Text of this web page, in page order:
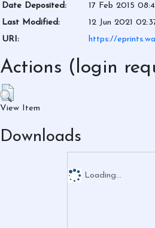
Date Deposited:
17 Feb 2015
Last Modified:
12 Jun 2021
URI:
https://
Actions (login
View Item
Downloads
Loading...